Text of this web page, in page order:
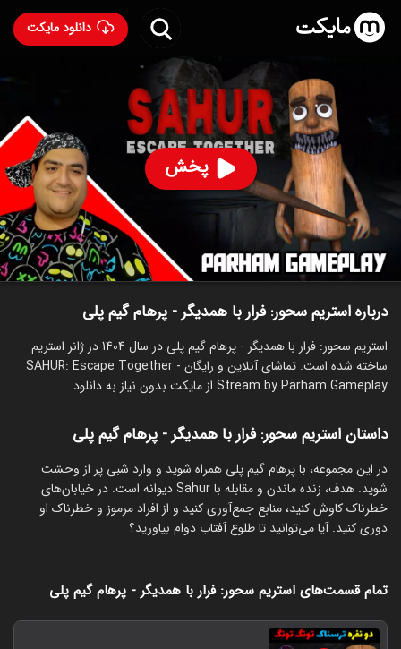
دانلود مایکت
پخش
استریم سحور: فرار با همدیگر - پرهام گیم پلی
۱۱۶ 92% پرهام گیم پلی
ساخت ایران سال 1404
رده سنی ۱۳+
استریم
توضیحات قسمت‌ها سریال‌های مشابه
درباره استریم سحور: فرار با همدیگر - پرهام گیم پلی
استریم سحور: فرار با همدیگر - پرهام گیم پلی در سال 1404 در ژانر استریم
ساخته شده است. تماشای آنلاین و رایگان SAHUR: Escape Together -
Stream by Parham Gameplay از مایکت بدون نیاز به دانلود
داستان استریم سحور: فرار با همدیگر - پرهام گیم پلی
‏در این مجموعه، با پرهام گیم پلی همراه شوید و وارد شبی پر از وحشت
شوید. هدف، زنده ماندن و مقابله با Sahur دیوانه است. در خیابان‌های
خطرناک کاوش کنید، منابع جمع‌آوری کنید و از افراد مرموز و خطرناک او
دوری کنید. آیا می‌توانید تا طلوع آفتاب دوام بیاورید؟
تمام قسمت‌های استریم سحور: فرار با همدیگر - پرهام گیم پلی